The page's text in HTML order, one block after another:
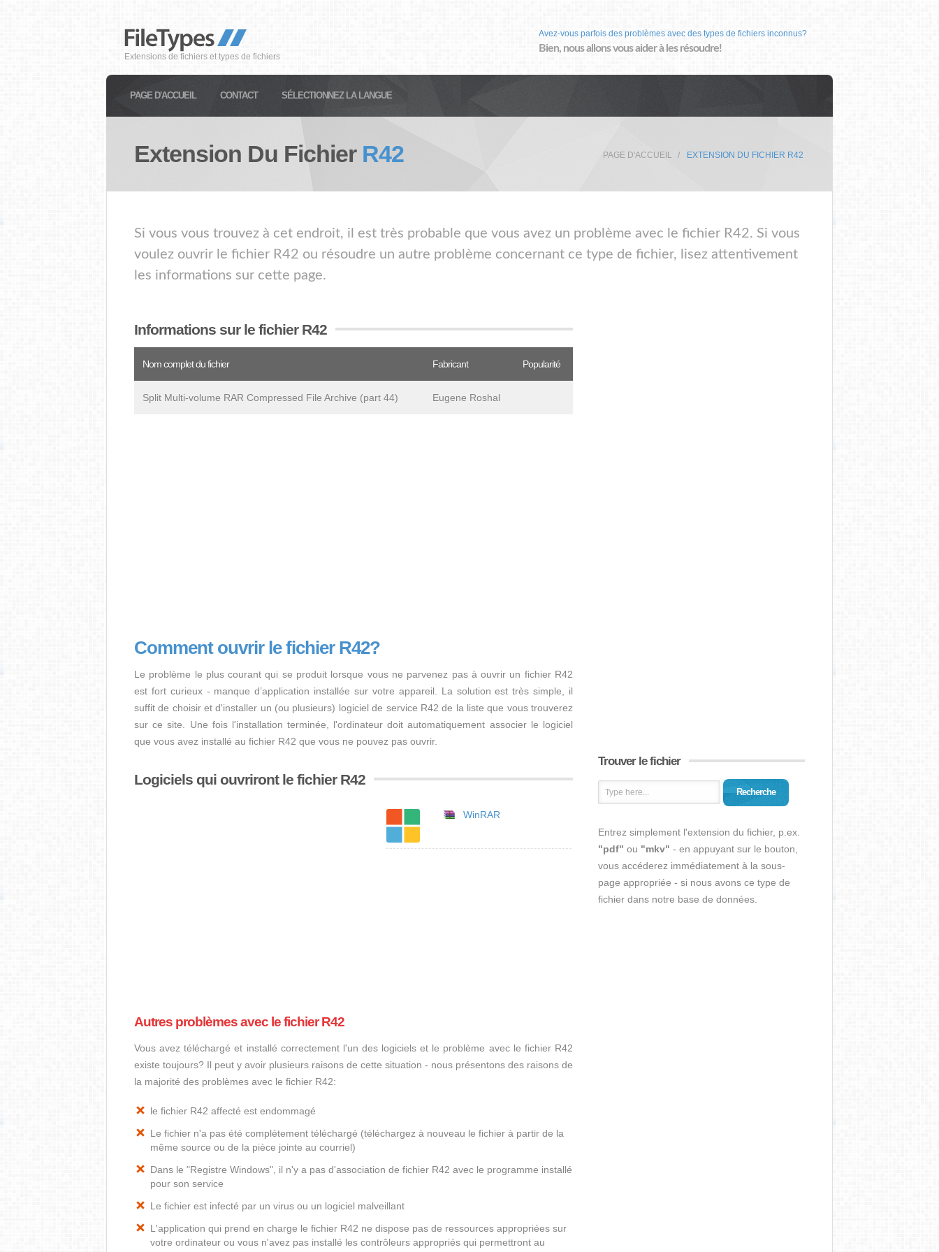
Extensions de fichiers et types de fichiers
Avez-vous parfois des problèmes avec des types de fichiers inconnus?
Bien, nous allons vous aider à les résoudre!
PAGE D'ACCUEIL CONTACT SÉLECTIONNEZ LA LANGUE
Extension Du Fichier R42 PAGE D'ACCUEIL EXTENSION DU FICHIER R42
Si vous vous trouvez à cet endroit, il est très probable que vous avez un problème avec le fichier R42. Si vous
voulez ouvrir le fichier R42 ou résoudre un autre problème concernant ce type de fichier, lisez attentivement
les informations sur cette page.
Informations sur le fichier R42
Nom complet du fichier Fabricant Popularité
Split Multi-volume RAR Compressed File Archive (part 44) Eugene Roshal
Comment ouvrir le fichier R42?
Le problème le plus courant qui se produit lorsque vous ne parvenez pas à ouvrir un fichier R42
est fort curieux - manque d’application installée sur votre appareil. La solution est très simple, il
suffit de choisir et d'installer un (ou plusieurs) logiciel de service R42 de la liste que vous trouverez
sur ce site. Une fois l'installation terminée, l'ordinateur doit automatiquement associer le logiciel
que vous avez installé au fichier R42 que vous ne pouvez pas ouvrir.
Logiciels qui ouvriront le fichier R42
WinRAR
Autres problèmes avec le fichier R42
Vous avez téléchargé et installé correctement l'un des logiciels et le problème avec le fichier R42
existe toujours? Il peut y avoir plusieurs raisons de cette situation - nous présentons des raisons de
la majorité des problèmes avec le fichier R42:
le fichier R42 affecté est endommagé
Le fichier n'a pas été complètement téléchargé (téléchargez à nouveau le fichier à partir de la
même source ou de la pièce jointe au courriel)
Dans le "Registre Windows", il n'y a pas d'association de fichier R42 avec le programme installé
pour son service
Le fichier est infecté par un virus ou un logiciel malveillant
L'application qui prend en charge le fichier R42 ne dispose pas de ressources appropriées sur
votre ordinateur ou vous n'avez pas installé les contrôleurs appropriés qui permettront au
Trouver le fichier
Recherche
Entrez simplement l'extension du fichier, p.ex.
"pdf" ou "mkv" - en appuyant sur le bouton,
vous accéderez immédiatement à la sous-
page appropriée - si nous avons ce type de
fichier dans notre base de données.